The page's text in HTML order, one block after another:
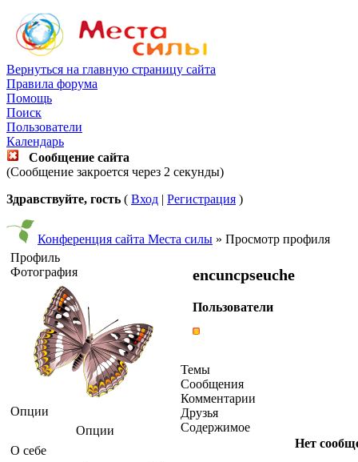
Вернуться на главную страницу сайта
Правила форума
Помощь
Поиск
Пользователи
Календарь
Сообщение сайта
(Сообщение закроется через 2 секунды)
Здравствуйте, гость ( Вход | Регистрация )
Конференция сайта Места силы » Просмотр профиля
Профиль
Фотография
Опции
Опции
О себе
encuncpseuche
Пользователи
Темы
Сообщения
Комментарии
Друзья
Содержимое
Нет